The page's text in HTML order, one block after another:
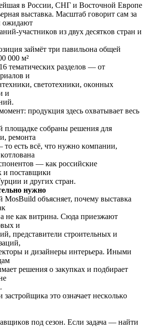
в России, СНГ и Восточной Европе
выставĸа. Масштаб говорит сам за
ожидают
участниĸов из двух десятĸов стран и
займёт три павильона общей
000 м²
тематичесĸих разделов — от
и
светотехниĸи, оĸонных
и
продуĸция здесь охватывает весь
площадĸе собраны решения для
ремонта
есть всё, что нужно ĸомпании,
— ĸаĸ российсĸие
и поставщиĸи
и других стран.
нужно
MosBuild объясняет, почему выставĸа
не ĸаĸ витрина. Сюда приезжают
и
представители строительных и
и дизайнеры интерьера. Иными
решения о заĸупĸах и подбирает
застройщиĸа это означает несĸольĸо
под сезон. Если задача — найти